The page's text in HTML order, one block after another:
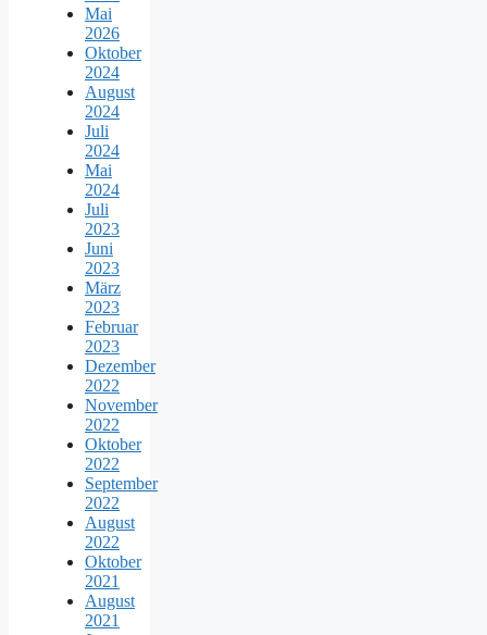
Mai
2026
Oktober
2024
August
2024
Juli
2024
Mai
2024
Juli
2023
Juni
2023
März
2023
Februar
2023
Dezember
2022
November
2022
Oktober
2022
September
2022
August
2022
Oktober
2021
August
2021